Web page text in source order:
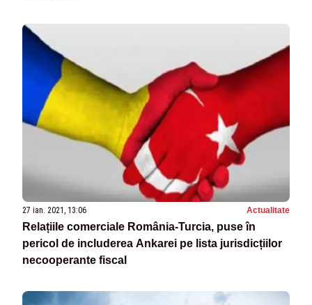
27 ian. 2021, 13:06 Actualitate
Relațiile comerciale România-Turcia, puse în
pericol de includerea Ankarei pe lista jurisdicțiilor
necooperante fiscal